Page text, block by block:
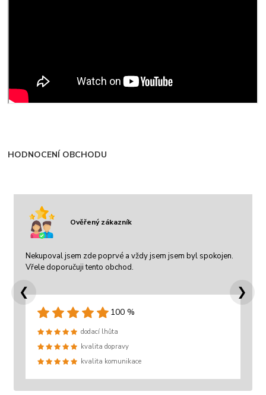
HODNOCENÍ OBCHODU
Ověřený zákazník
Nekupoval jsem zde poprvé a vždy jsem jsem byl spokojen.
Vřele doporučuji tento obchod.
100 %
dodací lhůta
kvalita dopravy
kvalita komunikace
❮ ❯